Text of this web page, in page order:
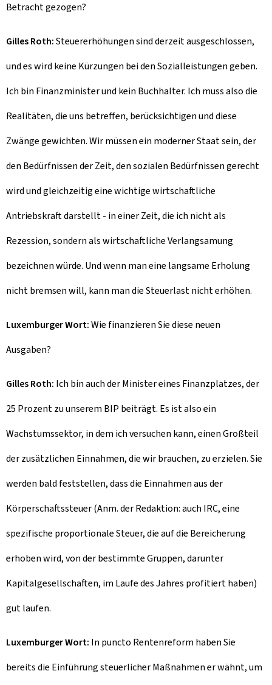
Betracht gezogen?
Gilles Roth:Steuererhöhungen sind derzeit ausgeschlossen,
und es wird keine Kürzungen bei den Sozialleistungen geben.
Ich bin Finanzminister und kein Buchhalter. Ich muss also die
Realitäten, die uns betreffen, berücksichtigen und diese
Zwänge gewichten. Wir müssen ein moderner Staat sein, der
den Bedürfnissen der Zeit, den sozialen Bedürfnissen gerecht
wird und gleichzeitig eine wichtige wirtschaftliche
Antriebskraft darstellt - in einer Zeit, die ich nicht als
Rezession, sondern als wirtschaftliche Verlangsamung
bezeichnen würde. Und wenn man eine langsame Erholung
nicht bremsen will, kann man die Steuerlast nicht erhöhen.
Luxemburger Wort:Wie finanzieren Sie diese neuen
Ausgaben?
Gilles Roth: Ich bin auch der Minister eines Finanzplatzes, der
25 Prozent zu unserem BIP beiträgt. Es ist also ein
Wachstumssektor, in dem ich versuchen kann, einen Großteil
der zusätzlichen Einnahmen, die wir brauchen, zu erzielen. Sie
werden bald feststellen, dass die Einnahmen aus der
Körperschaftssteuer (Anm. der Redaktion: auch IRC, eine
spezifische proportionale Steuer, die auf die Bereicherung
erhoben wird, von der bestimmte Gruppen, darunter
Kapitalgesellschaften, im Laufe des Jahres profitiert haben)
gut laufen.
Luxemburger Wort: In puncto Rentenreform haben Sie
bereits die Einführung steuerlicher Maßnahmen er wähnt, um